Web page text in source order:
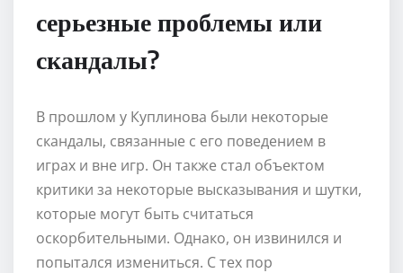
серьезные проблемы или
скандалы?
В прошлом у Куплинова были некоторые
скандалы, связанные с его поведением в
играх и вне игр. Он также стал объектом
критики за некоторые высказывания и шутки,
которые могут быть считаться
оскорбительными. Однако, он извинился и
попытался измениться. С тех пор